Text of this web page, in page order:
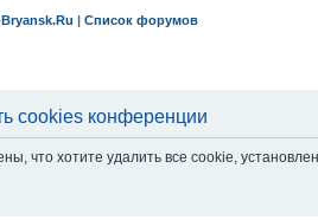
| Список форумов
cookies конференции
что хотите удалить все cookie,